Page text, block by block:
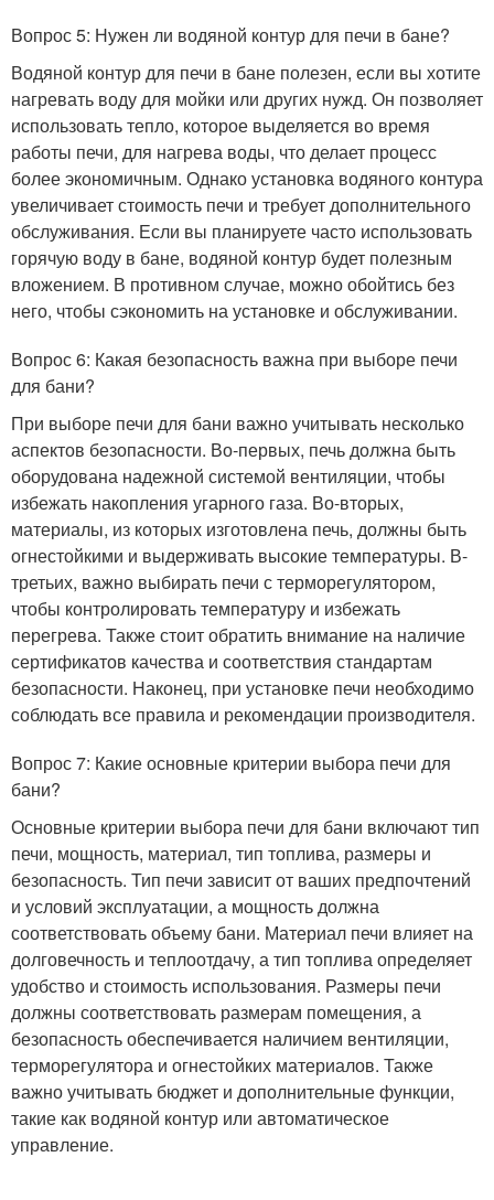
Вопрос 5: Нужен ли водяной контур для печи в бане?
Водяной контур для печи в бане полезен, если вы хотите
нагревать воду для мойки или других нужд. Он позволяет
использовать тепло, которое выделяется во время
работы печи, для нагрева воды, что делает процесс
более экономичным. Однако установка водяного контура
увеличивает стоимость печи и требует дополнительного
обслуживания. Если вы планируете часто использовать
горячую воду в бане, водяной контур будет полезным
вложением. В противном случае, можно обойтись без
него, чтобы сэкономить на установке и обслуживании.
Вопрос 6: Какая безопасность важна при выборе печи
для бани?
При выборе печи для бани важно учитывать несколько
аспектов безопасности. Во-первых, печь должна быть
оборудована надежной системой вентиляции, чтобы
избежать накопления угарного газа. Во-вторых,
материалы, из которых изготовлена печь, должны быть
огнестойкими и выдерживать высокие температуры. В-
третьих, важно выбирать печи с терморегулятором,
чтобы контролировать температуру и избежать
перегрева. Также стоит обратить внимание на наличие
сертификатов качества и соответствия стандартам
безопасности. Наконец, при установке печи необходимо
соблюдать все правила и рекомендации производителя.
Вопрос 7: Какие основные критерии выбора печи для
бани?
Основные критерии выбора печи для бани включают тип
печи, мощность, материал, тип топлива, размеры и
безопасность. Тип печи зависит от ваших предпочтений
и условий эксплуатации, а мощность должна
соответствовать объему бани. Материал печи влияет на
долговечность и теплоотдачу, а тип топлива определяет
удобство и стоимость использования. Размеры печи
должны соответствовать размерам помещения, а
безопасность обеспечивается наличием вентиляции,
терморегулятора и огнестойких материалов. Также
важно учитывать бюджет и дополнительные функции,
такие как водяной контур или автоматическое
управление.